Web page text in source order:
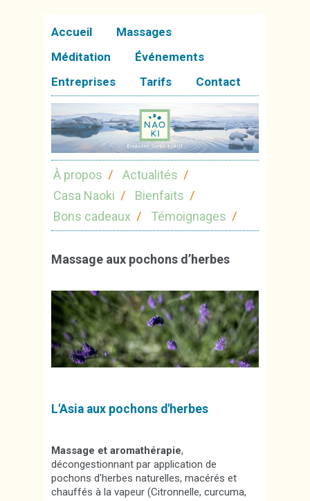
Accueil
Massages
Méditation
Événements
Entreprises
Tarifs Contact
À propos
Actualités
Casa Naoki
Bienfaits
Bons cadeaux
Témoignages
Massage aux pochons d’herbes
L'Asia aux pochons d'herbes
Massage et aromathérapie,
décongestionnant par application de
pochons d'herbes naturelles, macérés et
chauffés à la vapeur (Citronnelle, curcuma,